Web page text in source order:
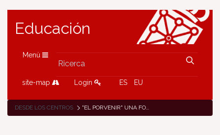
Educación
Menù
site-map Login ES EU
DESDE LOS CENTROS "EL PORVENIR" UNA FOTOPERFORMANCE DESDE EL IES ALHAMA DE CORELLA